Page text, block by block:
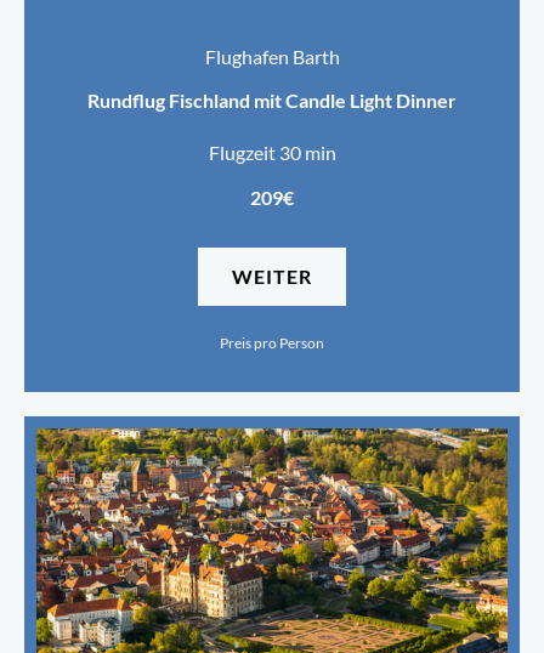
Flughafen Barth
Rundflug Fischland mit Candle Light Dinner
Flugzeit 30 min
209€
WEITER
Preis pro Person